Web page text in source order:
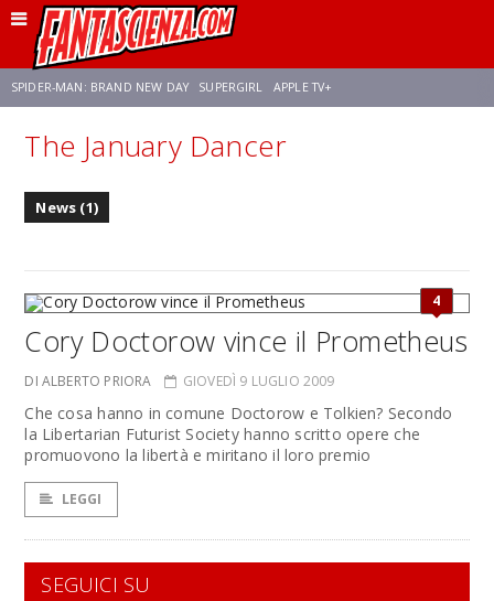
SPIDER-MAN: BRAND NEW DAY SUPERGIRL APPLE TV+
FRANCO RICCIARDIELLO ZENDAYA STAR TREK
The January Dancer
News (1)
4
Cory Doctorow vince il Prometheus
DI ALBERTO PRIORA GIOVEDÌ 9 LUGLIO 2009
Che cosa hanno in comune Doctorow e Tolkien? Secondo
la Libertarian Futurist Society hanno scritto opere che
promuovono la libertà e miritano il loro premio
LEGGI
SEGUICI SU